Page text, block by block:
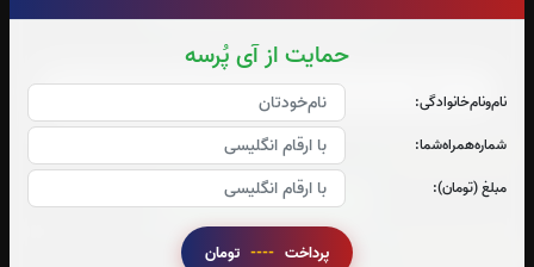
حمایت از آی پُرسه
نام‌و‌نام‌خانوادگی:
شماره‌همراه‌شما:
مبلغ (تومان):
پرداخت ----
صوت دعای آل یاسین(فرهمند)
دعای کمیل:
قرائت دعای کمیل را تقبل میکنم